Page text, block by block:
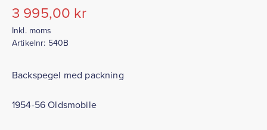
3 995,00 kr
Inkl. moms
Artikelnr: 540B
Backspegel med packning
1954-56 Oldsmobile